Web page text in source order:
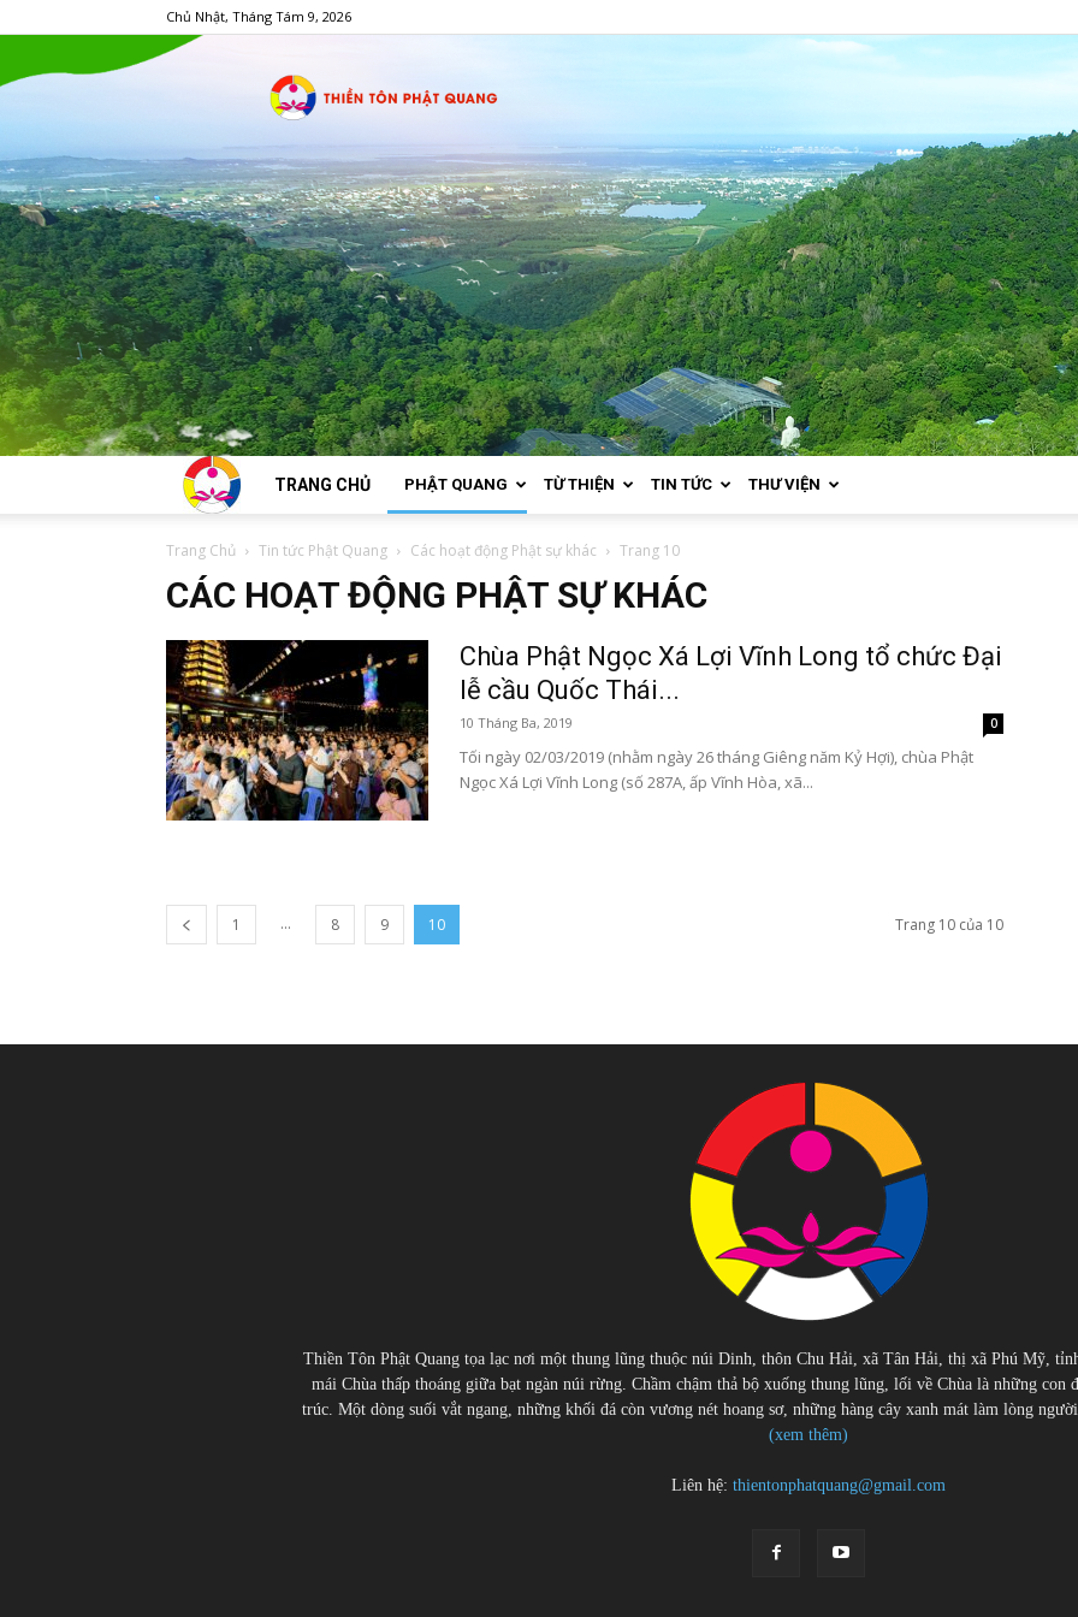
Chủ Nhật, Tháng Tám 9, 2026
TRANG CHỦ PHẬT QUANG TỪ THIỆN TIN TỨC THƯ VIỆN
Trang Chủ Tin tức Phật Quang Các hoạt động Phật sự khác Trang 10
CÁC HOẠT ĐỘNG PHẬT SỰ KHÁC
Chùa Phật Ngọc Xá Lợi Vĩnh Long tổ chức Đại
lễ cầu Quốc Thái...
10 Tháng Ba, 2019 0
Tối ngày 02/03/2019 (nhằm ngày 26 tháng Giêng năm Kỷ Hợi), chùa Phật
Ngọc Xá Lợi Vĩnh Long (số 287A, ấp Vĩnh Hòa, xã...
1 ... 8 9 10 Trang 10 của 10
Thiền Tôn Phật Quang tọa lạc nơi một thung lũng thuộc núi Dinh, thôn Chu Hải, xã Tân Hải, thị xã Phú Mỹ,
mái Chùa thấp thoáng giữa bạt ngàn núi rừng. Chầm chậm thả bộ xuống thung lũng, lối về Chùa là những con
trúc. Một dòng suối vắt ngang, những khối đá còn vương nét hoang sơ, những hàng cây xanh mát làm lòng
(xem thêm)
Liên hệ: thientonphatquang@gmail.com